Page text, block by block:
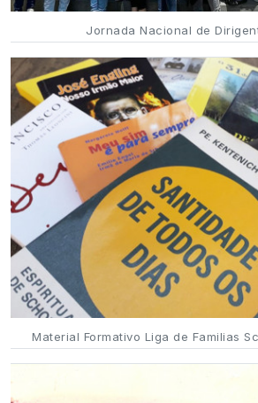
Jornada Nacional de
Material Formativo Liga de Familias